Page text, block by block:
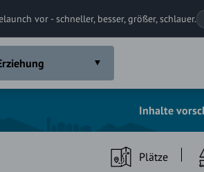
vor - schneller, besser, größer, schlauer.
Inhalte
Plätze